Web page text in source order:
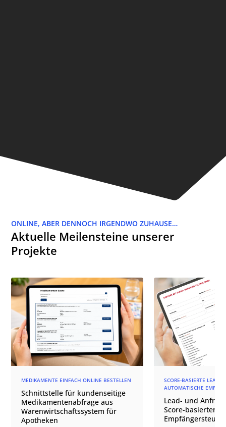
ONLINE, ABER DENNOCH IRGENDWO ZUHAUSE…
Aktuelle Meilensteine unserer
Projekte
MEDIKAMENTE EINFACH ONLINE BESTELLEN
Schnittstelle für kundenseitige
Medikamentenabfrage aus
Warenwirtschaftssystem für
Apotheken
SCORE-BASIERTE LEAD-
AUTOMATISCHE
Lead- und
Score-basierter